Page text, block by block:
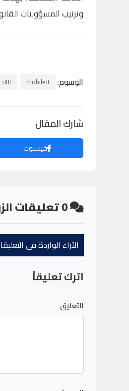
وترتيب المسؤوليات
الوسوم: #mobile
شارك المقال
فيسبوك
0تعليقات
الآراء الواردة في
اترك تعليقاً
التعليق